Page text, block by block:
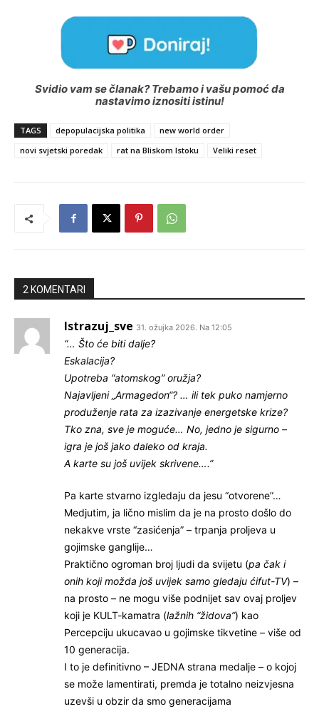
Svidio vam se članak? Trebamo i vašu pomoć da
nastavimo iznositi istinu!
TAGS depopulacijska politika
new world order
novi svjetski poredak
rat na Bliskom Istoku Veliki reset
2 KOMENTARI
Istrazuj_sve 31. ožujka 2026. Na 12:05
“… Što će biti dalje?
Eskalacija?
Upotreba “atomskog” oružja?
Najavljeni „Armagedon“? … ili tek puko namjerno
produženje rata za izazivanje energetske krize?
Tko zna, sve je moguće… No, jedno je sigurno –
igra je još jako daleko od kraja.
A karte su još uvijek skrivene….”
Pa karte stvarno izgledaju da jesu “otvorene”…
Medjutim, ja lično mislim da je na prosto došlo do
nekakve vrste “zasićenja” – trpanja proljeva u
gojimske ganglije…
Praktično ogroman broj ljudi da svijetu (pa čak i
onih koji možda još uvijek samo gledaju ćifut-TV) –
na prosto – ne mogu više podnijet sav ovaj proljev
koji je KULT-kamatra (lažnih “židova”) kao
Percepciju ukucavao u gojimske tikvetine – više od
10 generacija.
I to je definitivno – JEDNA strana medalje – o kojoj
se može lamentirati, premda je totalno neizvjesna
uzevši u obzir da smo generacijama